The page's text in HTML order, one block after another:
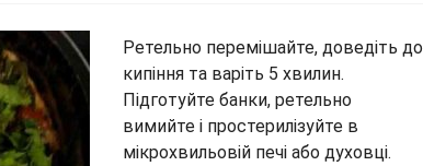
Ретельно перемішайте, доведіть до
кипіння та варіть 5 хвилин.
Підготуйте банки, ретельно
вимийте і простерилізуйте в
мікрохвильовій печі або духовці.